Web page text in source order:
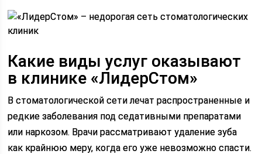
Какие виды услуг оказывают
в клинике «ЛидерСтом»
В стоматологической сети лечат распространенные и
редкие заболевания под седативными препаратами
или наркозом. Врачи рассматривают удаление зуба
как крайнюю меру, когда его уже невозможно спасти.